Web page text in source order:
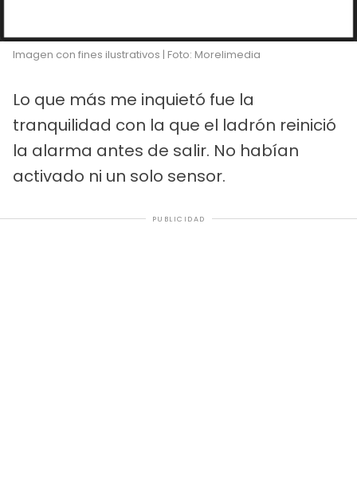
Imagen con fines ilustrativos | Foto: Morelimedia
Lo que más me inquietó fue la
tranquilidad con la que el ladrón reinició
la alarma antes de salir. No habían
activado ni un solo sensor.
PUBLICIDAD